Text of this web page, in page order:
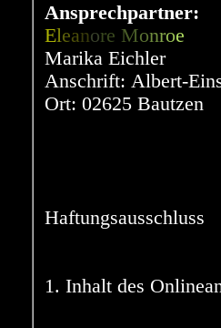
Ansprechpartner:
Eleanore Monroe
Marika Eichler
Anschrift: Albert-
Ort: 02625 Bautzen
Haftungsausschluss
1. Inhalt des